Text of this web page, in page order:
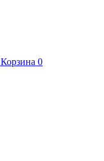
Корзина 0